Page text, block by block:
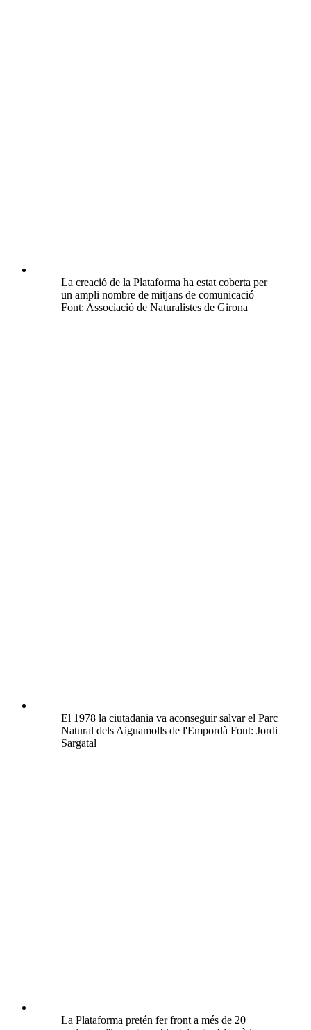
La creació de la Plataforma ha estat coberta per
un ampli nombre de mitjans de comunicació
Font: Associació de Naturalistes de Girona
El 1978 la ciutadania va aconseguir salvar el Parc
Natural dels Aiguamolls de l'Empordà Font: Jordi
Sargatal
La Plataforma pretén fer front a més de 20